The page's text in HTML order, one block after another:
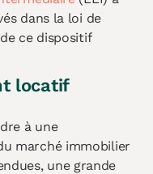
dans la loi de
ce dispositif
locatif
à une
marché immobilier
une grande